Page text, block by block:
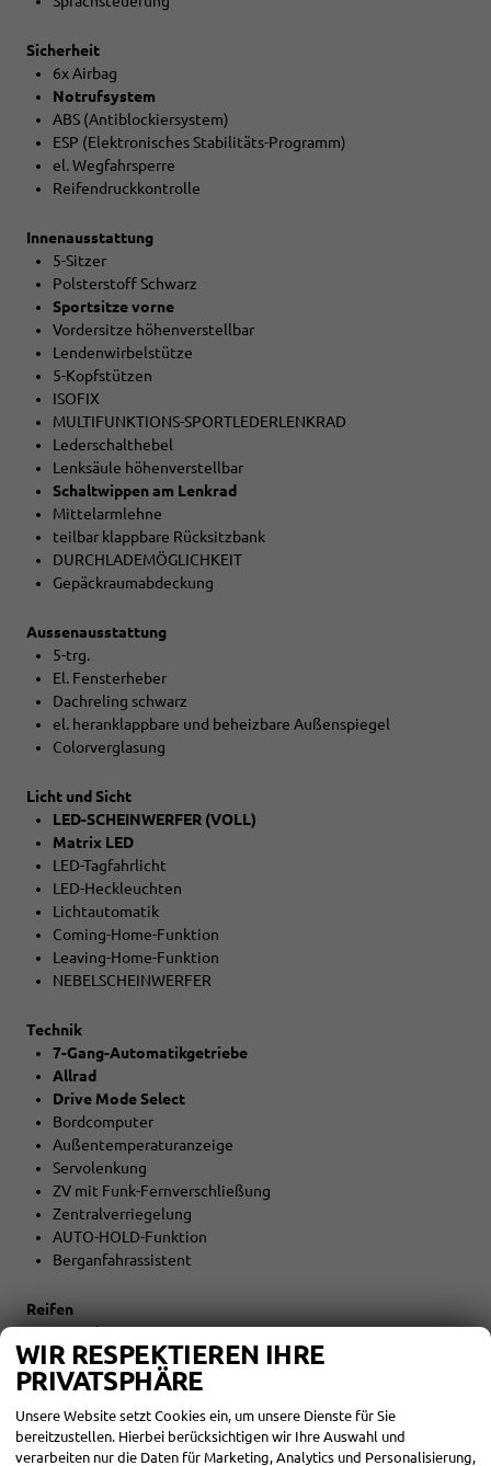
Sicherheit
6x Airbag
Notrufsystem
ABS (Antiblockiersystem)
ESP (Elektronisches Stabilitäts-Programm)
el. Wegfahrsperre
Reifendruckkontrolle
Innenausstattung
5-Sitzer
Polsterstoff Schwarz
Sportsitze vorne
Vordersitze höhenverstellbar
Lendenwirbelstütze
5-Kopfstützen
ISOFIX
MULTIFUNKTIONS-SPORTLEDERLENKRAD
Lederschalthebel
Lenksäule höhenverstellbar
Schaltwippen am Lenkrad
Mittelarmlehne
teilbar klappbare Rücksitzbank
DURCHLADEMÖGLICHKEIT
Gepäckraumabdeckung
Aussenausstattung
5-trg.
El. Fensterheber
Dachreling schwarz
el. heranklappbare und beheizbare Außenspiegel
Colorverglasung
Licht und Sicht
LED-SCHEINWERFER (VOLL)
Matrix LED
LED-Tagfahrlicht
LED-Heckleuchten
Lichtautomatik
Coming-Home-Funktion
Leaving-Home-Funktion
NEBELSCHEINWERFER
Technik
7-Gang-Automatikgetriebe
Allrad
Drive Mode Select
Bordcomputer
Außentemperaturanzeige
Servolenkung
ZV mit Funk-Fernverschließung
Zentralverriegelung
AUTO-HOLD-Funktion
Berganfahrassistent
Reifen
LM-Felgen
Reifen: Reifengröße 225/50R18
Abgaskonzept EU6e
START-STOPP-Automatik
WIR RESPEKTIEREN IHRE
PRIVATSPHÄRE
Unsere Website setzt Cookies ein, um unsere Dienste für Sie
bereitzustellen. Hierbei berücksichtigen wir Ihre Auswahl und
verarbeiten nur die Daten für Marketing, Analytics und Personalisierung,